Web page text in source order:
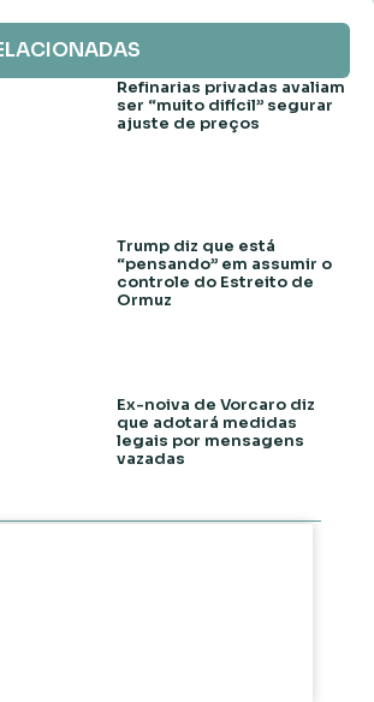
Refinarias privadas avaliam
ser “muito difícil” segurar
ajuste de preços
Trump diz que está
“pensando” em assumir o
controle do Estreito de
Ormuz
Ex-noiva de Vorcaro diz
que adotará medidas
legais por mensagens
vazadas